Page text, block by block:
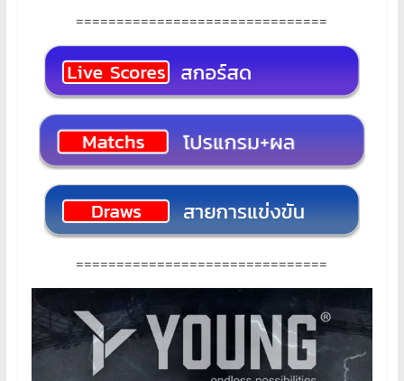
===============================
===============================